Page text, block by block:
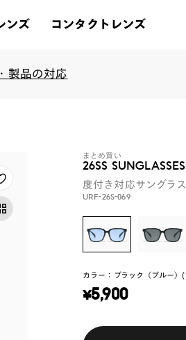
ンズ コンタクトレンズ
製品の対応
カラー： ブラック（ブルー）
¥5,900
まとめ買い
26SS
度付き対応サングラス
URF-26S-069